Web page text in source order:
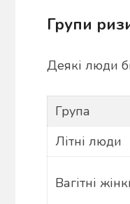
Групи
Деякі люди
Група
Літні люди
Вагітні